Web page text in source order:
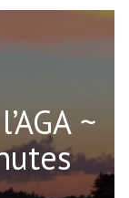
~